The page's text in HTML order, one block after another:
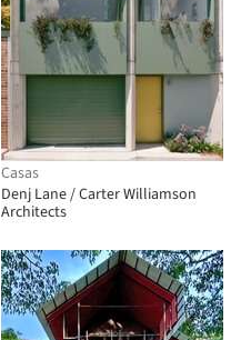
Casas
Denj Lane / Carter Williamson
Architects